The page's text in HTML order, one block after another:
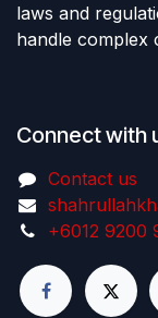
laws and
handle complex
Connect with
Contact us
+6012 9200